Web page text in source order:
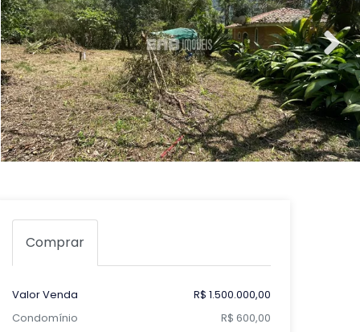
Comprar
Valor Venda
R$ 1.500.000,00
Condomínio
R$ 600,00